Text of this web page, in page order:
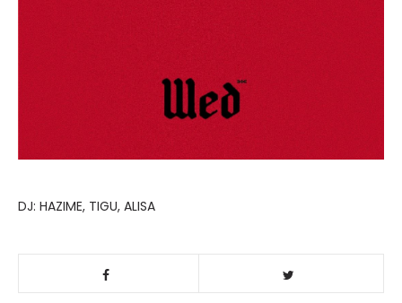
DJ: HAZIME, TIGU, ALISA